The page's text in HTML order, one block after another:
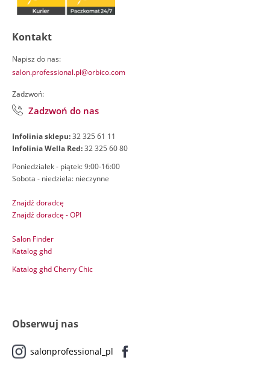
Kontakt
Napisz do nas:
salon.professional.pl@orbico.com
Zadzwoń:
Zadzwoń do nas
Infolinia sklepu:32 325 61 11
Infolinia Wella Red:32 325 60 80
Poniedziałek - piątek: 9:00-16:00
Sobota - niedziela: nieczynne
Znajdź doradcę
Znajdź doradcę - OPI
Salon Finder
Katalog ghd
Katalog ghd Cherry Chic
Obserwuj nas
salonprofessional_pl